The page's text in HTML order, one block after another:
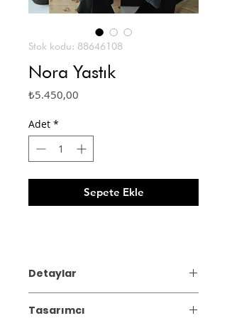
Stok kodu: 88646108
Nora Yastık
₺5.450,00
Adet *
Sepete Ekle
Detaylar
Yastıklara iç dolgusu dahildir.
Tasarımcı